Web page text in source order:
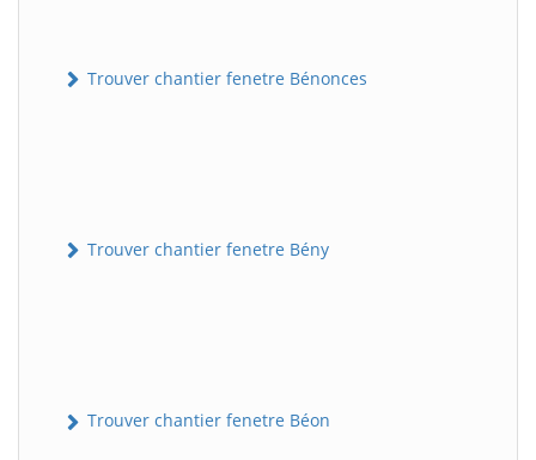
Trouver chantier fenetre Bénonces
Trouver chantier fenetre Bény
Trouver chantier fenetre Béon